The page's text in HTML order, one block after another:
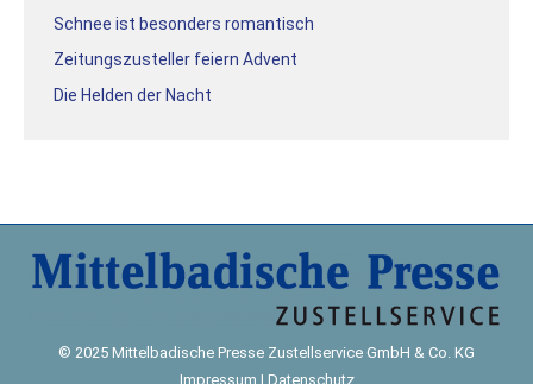
Schnee ist besonders romantisch
Zeitungszusteller feiern Advent
Die Helden der Nacht
© 2025 Mittelbadische Presse Zustellservice GmbH & Co. KG
Impressum | Datenschutz